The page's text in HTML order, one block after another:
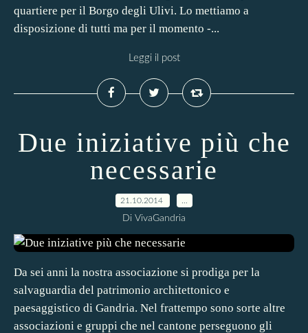
quartiere per il Borgo degli Ulivi. Lo mettiamo a
disposizione di tutti ma per il momento -...
Leggi il post
Due iniziative più che
necessarie
21.10.2014
Di VivaGandria
Da sei anni la nostra associazione si prodiga per la
salvaguardia del patrimonio architettonico e
paesaggistico di Gandria. Nel frattempo sono sorte altre
associazioni e gruppi che nel cantone perseguono gli